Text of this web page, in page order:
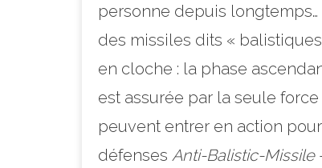
personne depuis
des missiles dits «
en cloche : la phase
est assurée par la seule
peuvent entrer en action
défenses Anti-Balistic-Missile